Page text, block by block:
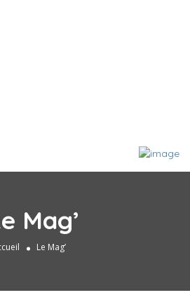
Mag’
Le Mag’